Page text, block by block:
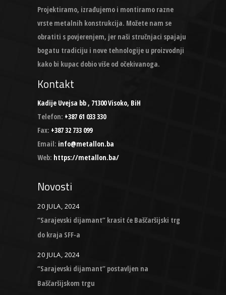
Projektiramo, izrađujemo i montiramo razne
vrste metalnih konstrukcija. Možete nam se
obratiti s povjerenjem, jer naši stručnjaci spajaju
bogatu tradiciju i nove tehnologije u proizvodnji
kako bi kupac dobio više od očekivanoga.
Kontakt
Kadije Uvejsa bb , 71300 Visoko, BiH
Telefon: +387 61 033 330
Fax: +387 32 733 099
Email: info@metallon.ba
Web: https://metallon.ba/
Novosti
20 JULA, 2024
“Sarajevski dijamant” krasit će Baščaršijski trg
do kraja SFF-a
20 JULA, 2024
“Sarajevski dijamant” postavljen na
Baščaršijskom trgu